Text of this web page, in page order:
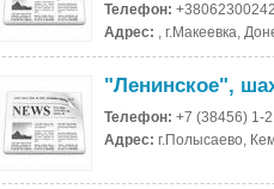
Телефон:
Адрес: , г.Макеевка,
"Ленинское",
Телефон: +7 (38456) 1-
Адрес: г.Полысаево,